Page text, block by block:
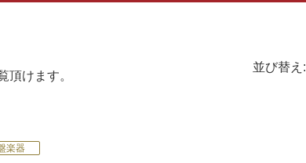
頂けます。
並び替え:
楽器